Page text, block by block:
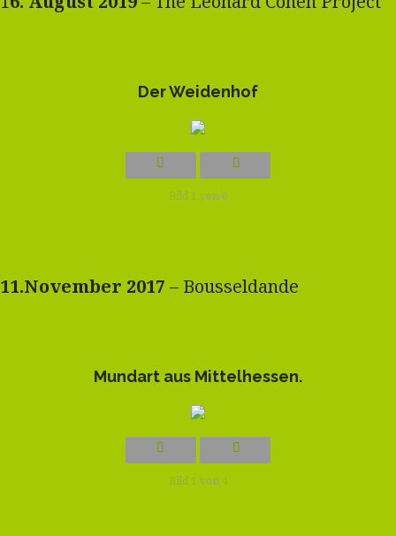
Der Weidenhof
Bild 1 von 6
11.November 2017 – Bousseldande
Mundart aus Mittelhessen.
Bild 1 von 4